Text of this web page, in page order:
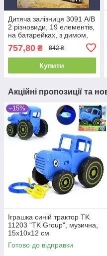
Дитяча залізниця 3091 А/В
2 різновиди, 19 елементів,
на батарейках, з димом,
162х84 см
757,80 ₴ 842 ₴
Купити
Акційні пропозиції та
–15%
Іграшка синій трактор TK
11203 "TK Group", музична,
15х10х12 см
Готово до відправки